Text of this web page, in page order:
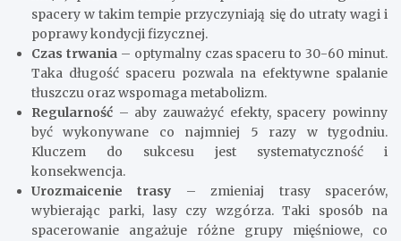
spacery w takim tempie przyczyniają się do utraty wagi i
poprawy kondycji fizycznej.
Czas trwania– optymalny czas spaceru to 30-60 minut.
Taka długość spaceru pozwala na efektywne spalanie
tłuszczu oraz wspomaga metabolizm.
Regularność – aby zauważyć efekty, spacery powinny
być wykonywane co najmniej 5 razy w tygodniu.
Kluczem do sukcesu jest systematyczność i
konsekwencja.
Urozmaicenie trasy – zmieniaj trasy spacerów,
wybierając parki, lasy czy wzgórza. Taki sposób na
spacerowanie angażuje różne grupy mięśniowe, co